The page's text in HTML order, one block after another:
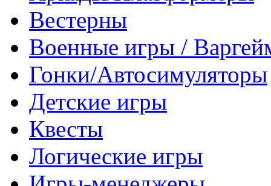
Вестерны
Военные игры /
Гонки/Автосимуляторы
Детские игры
Квесты
Логические игры